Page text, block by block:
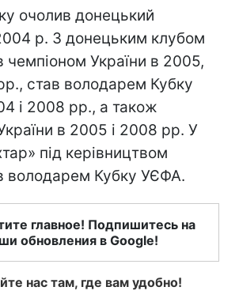
очолив донецький
р. З донецьким клубом
чемпіоном України в 2005,
став володарем Кубку
і 2008 рр., а також
в 2005 і 2008 рр. У
під керівництвом
володарем Кубку УЄФА.
главное! Подпишитесь на
обновления в Google!
нас там, где вам удобно!